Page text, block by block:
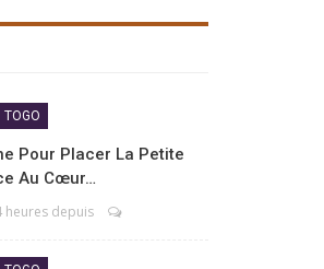
TOGO
Pour Placer La Petite
Au Cœur…
heures depuis